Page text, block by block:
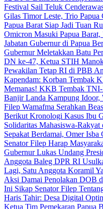
Festival Sail Teluk
Gilas Timor Leste, Trio
Papua Barat Siap Jadi Tuan
Omicron Masuki Papua
Jabatan Gubernur di Papua
Gubernur Meletakkan Batu
DN ke-47, Ketua STIH
Pewakilan Tetap RI di PBB
Kapendam: Korban Tembak
Memanas! KKB Tembak
Banjir Landa Kampung
Filep Wamafma Serahkan
Berikut Kronologi Kasus Ibu
Solidaritas Mahasiswa-
Sepakat Berdamai, Omer
Senator Filep Harap
Gubernur Lukas Undang
Anggota Baleg DPR RI
Lagi, Satu Anggota Koramil
Aksi Damai Penolakan DOB
Ini Sikap Senator Filep
Haris Tahir: Desa Digital
Ketua Tim Pemekaran Papua